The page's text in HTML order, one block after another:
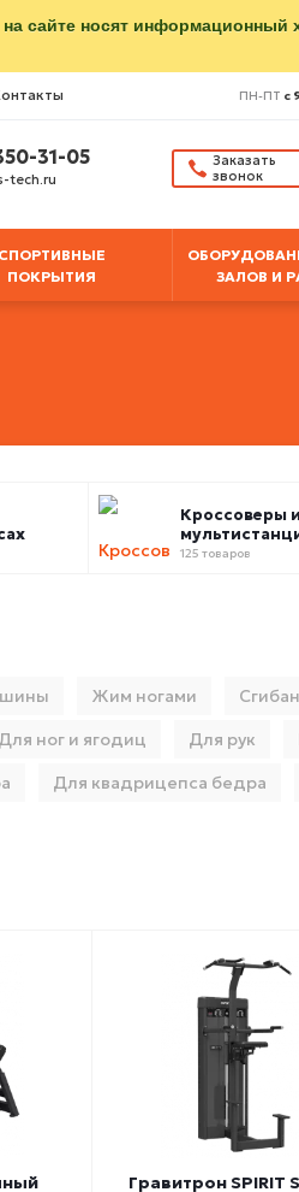
сайте носят информационный
ПН-ПТ с
31-05
tech.ru
Заказать
звонок
СПОРТИВНЫЕ
ПОКРЫТИЯ
ЗАЛОВ И
Кроссоверы и
125 товаров
Жим ногами
Для ног и ягодиц Для рук
Для квадрицепса бедра
Гравитрон SPIRIT